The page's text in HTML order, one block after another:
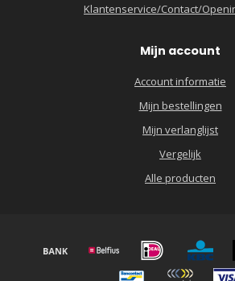
Klantenservice/Contact/
Mijn account
Account informatie
Mijn bestellingen
Mijn verlanglijst
Vergelijk
Alle producten